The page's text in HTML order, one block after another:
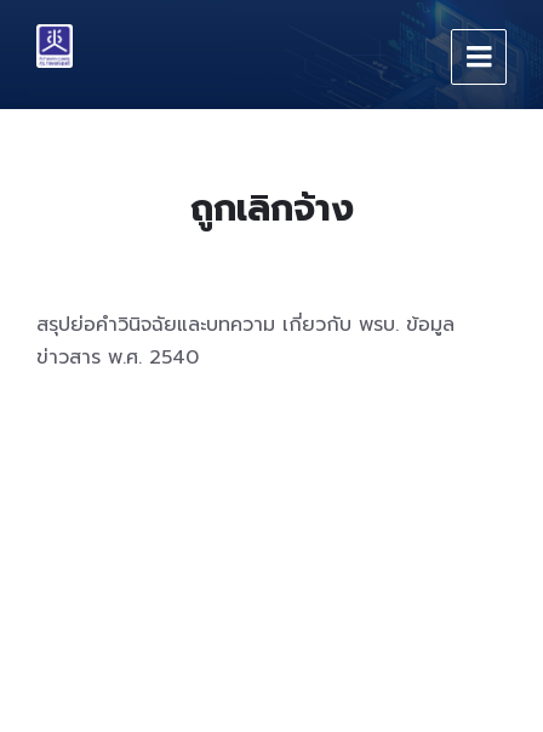
content
main
footer
ถูกเลิกจ้าง
สรุปย่อคำวินิจฉัยและบทความ เกี่ยวกับ พรบ. ข้อมูล
ข่าวสาร พ.ศ. 2540